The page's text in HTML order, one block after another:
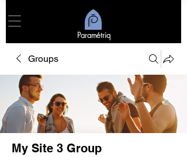
Paramétriq
Groups
My Site 3 Group